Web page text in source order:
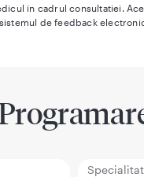
in cadrul consultatiei.
sistemul de feedback